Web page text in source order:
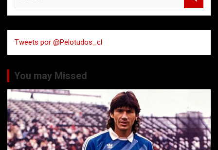
a
r
Tweets por @Pelotudos_cl
You may Missed